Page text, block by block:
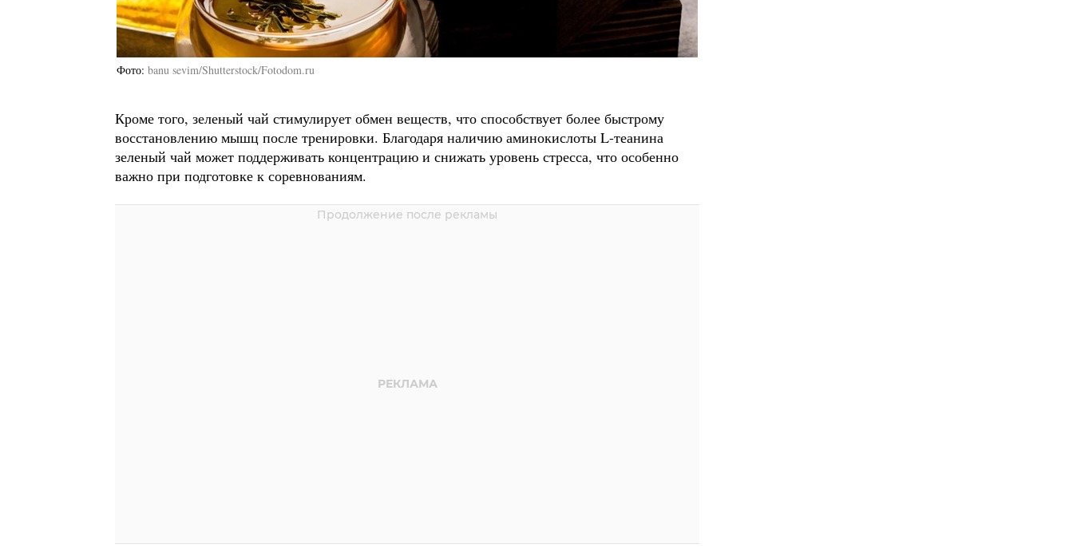
Фото banu sevim/Shutterstock/Fotodom.ru
Кроме того, зеленый чай стимулирует обмен веществ, что способствует более быстрому
восстановлению мышц после тренировки. Благодаря наличию аминокислоты L-теанина
зеленый чай может поддерживать концентрацию и снижать уровень стресса, что особенно
важно при подготовке к соревнованиям.